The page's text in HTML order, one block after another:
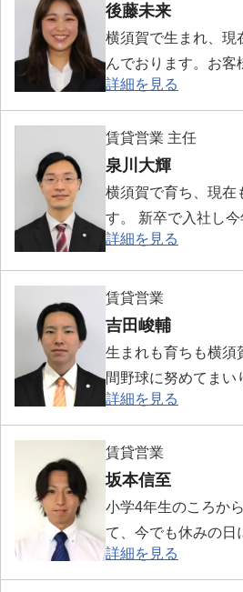
後藤未来
横須賀で生まれ、現
んでおります。お客
力を伝えられるよう
努力してまいります
いいたします。
詳細を見る
賃貸営業 主任
泉川大輝
横須賀で育ち、現在
す。 新卒で入社し
目となりました。 こ
エリア知識を生かし
を送れるお部屋探し
せていただきます。
詳細を見る
賃貸営業
吉田峻輔
生まれも育ちも横須
間野球に努めてまい
様のご希望に終える
ご案内できるよう精
す。
詳細を見る
賃貸営業
坂本信至
小学4年生のころか
て、今でも休みの日
くらい野球が好きで
お客様や人との関わ
詳細を見る